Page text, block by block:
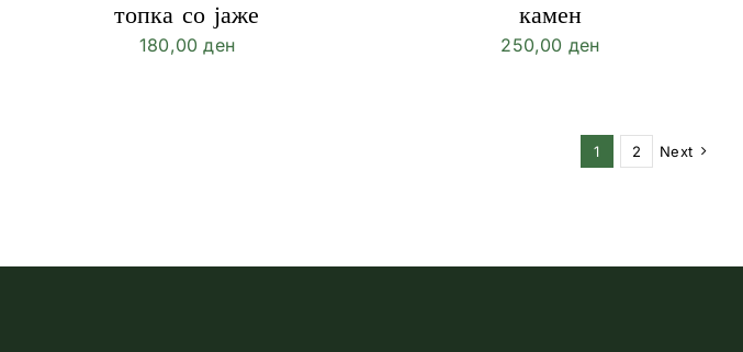
топка со јаже
180,00ден
камен
250,00 ден
1 2 Next